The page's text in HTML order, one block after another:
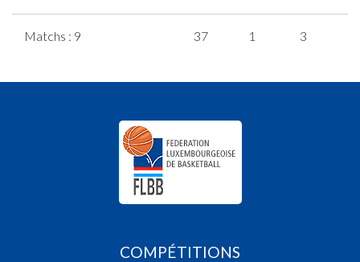
Matchs : 9 37 1 3
COMPÉTITIONS